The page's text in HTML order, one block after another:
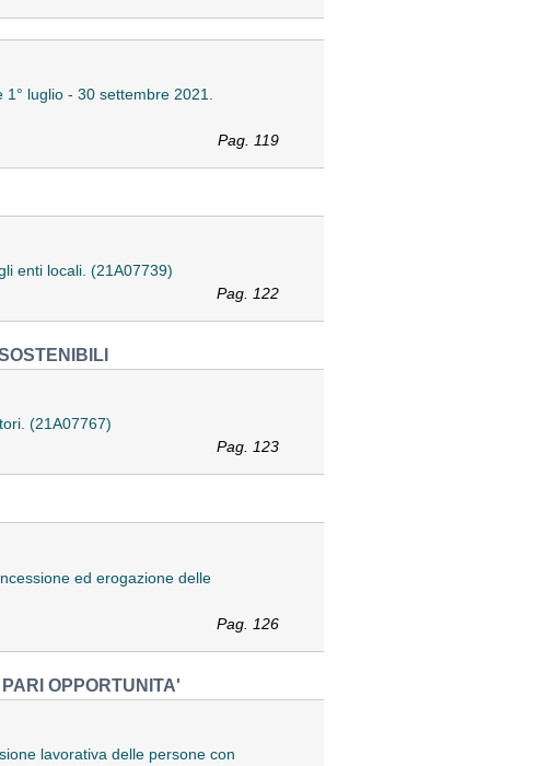
luglio - 30 settembre 2021.
Pag. 119
enti locali. (21A07739)
Pag. 122
(21A07767)
Pag. 123
ed erogazione delle
Pag. 126
OPPORTUNITA'
lavorativa delle persone con